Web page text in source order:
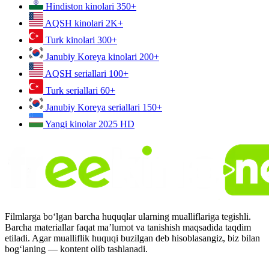
Hindiston kinolari 350+
AQSH kinolari 2K+
Turk kinolari 300+
Janubiy Koreya kinolari 200+
AQSH seriallari 100+
Turk seriallari 60+
Janubiy Koreya seriallari 150+
Yangi kinolar 2025 HD
Filmlarga bo‘lgan barcha huquqlar ularning mualliflariga tegishli.
Barcha materiallar faqat ma’lumot va tanishish maqsadida taqdim
etiladi. Agar mualliflik huquqi buzilgan deb hisoblasangiz, biz bilan
bog‘laning — kontent olib tashlanadi.